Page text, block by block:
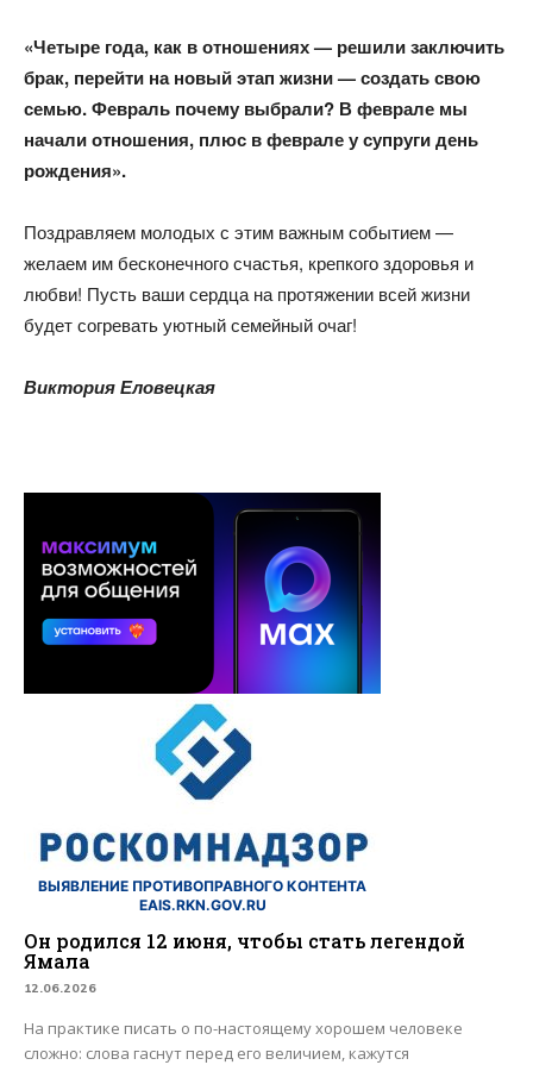
«Четыре года, как в отношениях — решили заключить
брак, перейти на новый этап жизни — создать свою
семью. Февраль почему выбрали? В феврале мы
начали отношения, плюс в феврале у супруги день
рождения».​
Поздравляем молодых с этим важным событием —
желаем им бесконечного счастья, крепкого здоровья и
любви! Пусть ваши сердца на протяжении всей жизни
будет согревать уютный семейный очаг!
Виктория Еловецкая
ВЫЯВЛЕНИЕ ПРОТИВОПРАВНОГО КОНТЕНТА
EAIS.RKN.GOV.RU
Он родился 12 июня, чтобы стать легендой
Ямала
12.06.2026
На практике писать о по-настоящему хорошем человеке
сложно: слова гаснут перед его величием, кажутся